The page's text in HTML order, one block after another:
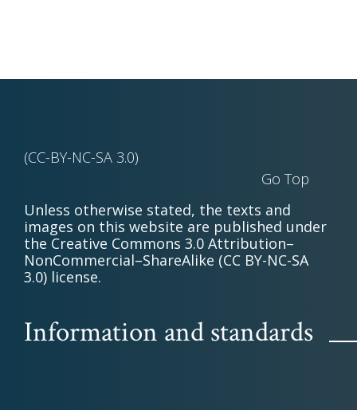
(CC-BY-NC-SA 3.0)
Go Top
Unless otherwise stated, the texts and
images on this website are published under
the Creative Commons 3.0 Attribution–
NonCommercial–ShareAlike (CC BY-NC-SA
3.0) license.
Information and standards